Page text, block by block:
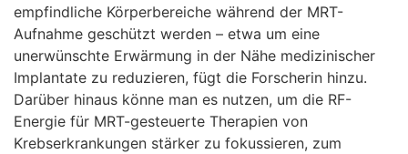
empfindliche Körperbereiche während der MRT-
Aufnahme geschützt werden – etwa um eine
unerwünschte Erwärmung in der Nähe medizinischer
Implantate zu reduzieren, fügt die Forscherin hinzu.
Darüber hinaus könne man es nutzen, um die RF-
Energie für MRT-gesteuerte Therapien von
Krebserkrankungen stärker zu fokussieren, zum